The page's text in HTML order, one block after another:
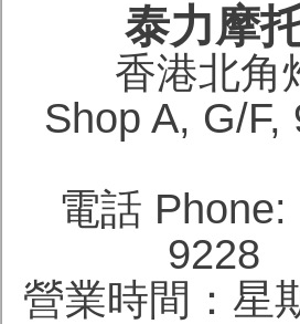
泰力摩
香港北角
Shop A, G/
電話
9228
營業時間：星